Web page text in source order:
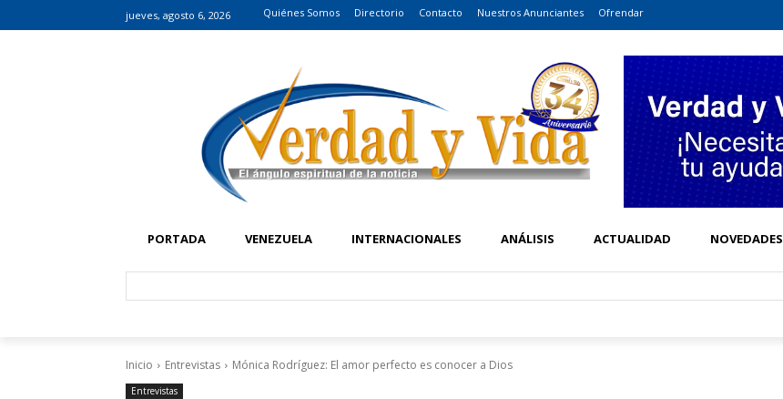
jueves, agosto 6, 2026 Quiénes Somos Directorio Contacto Nuestros Anunciantes Ofrendar
PORTADA VENEZUELA INTERNACIONALES ANÁLISIS ACTUALIDAD NOVEDADES
Inicio Entrevistas Mónica Rodríguez: El amor perfecto es conocer a Dios
Entrevistas